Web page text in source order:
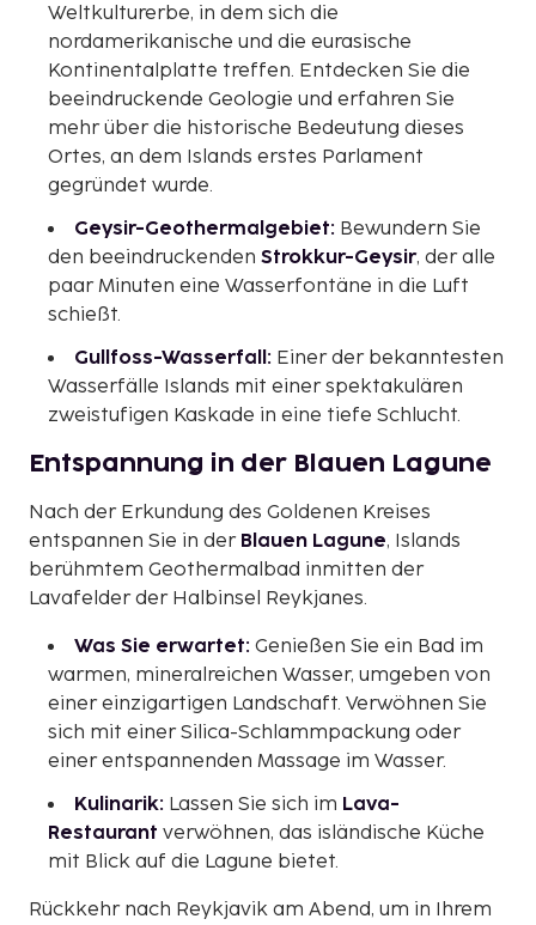
Weltkulturerbe, in dem sich die
nordamerikanische und die eurasische
Kontinentalplatte treffen. Entdecken Sie die
beeindruckende Geologie und erfahren Sie
mehr über die historische Bedeutung dieses
Ortes, an dem Islands erstes Parlament
gegründet wurde.
Geysir-Geothermalgebiet: Bewundern Sie
den beeindruckenden Strokkur-Geysir, der alle
paar Minuten eine Wasserfontäne in die Luft
schießt.
Gullfoss-Wasserfall: Einer der bekanntesten
Wasserfälle Islands mit einer spektakulären
zweistufigen Kaskade in eine tiefe Schlucht.
Entspannung in der Blauen Lagune
Nach der Erkundung des Goldenen Kreises
entspannen Sie in der Blauen Lagune, Islands
berühmtem Geothermalbad inmitten der
Lavafelder der Halbinsel Reykjanes.
Was Sie erwartet: Genießen Sie ein Bad im
warmen, mineralreichen Wasser, umgeben von
einer einzigartigen Landschaft. Verwöhnen Sie
sich mit einer Silica-Schlammpackung oder
einer entspannenden Massage im Wasser.
Kulinarik: Lassen Sie sich im Lava-
Restaurant verwöhnen, das isländische Küche
mit Blick auf die Lagune bietet.
Rückkehr nach Reykjavik am Abend, um in Ihrem